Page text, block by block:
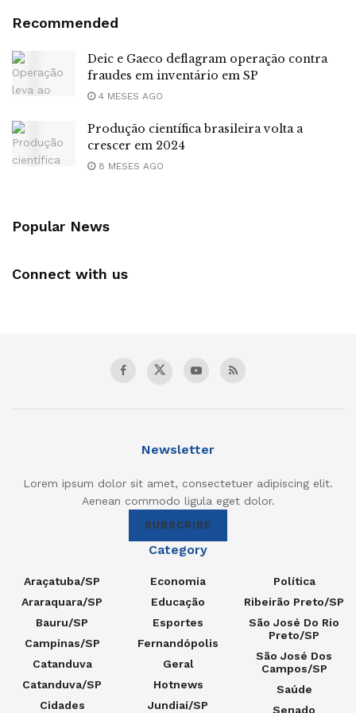
Recommended
Deic e Gaeco deflagram operação contra
fraudes em inventário em SP
4 MESES AGO
Produção científica brasileira volta a
crescer em 2024
8 MESES AGO
Popular News
Connect with us
Newsletter
Lorem ipsum dolor sit amet, consectetuer adipiscing elit.
Aenean commodo ligula eget dolor.
SUBSCRIBE
Category
Araçatuba/SP
Araraquara/SP
Bauru/SP
Campinas/SP
Catanduva
Catanduva/SP
Cidades
Economia
Educação
Esportes
Fernandópolis
Geral
Hotnews
Jundiaí/SP
Política
Ribeirão Preto/SP
São José Do Rio
Preto/SP
São José Dos
Campos/SP
Saúde
Senado